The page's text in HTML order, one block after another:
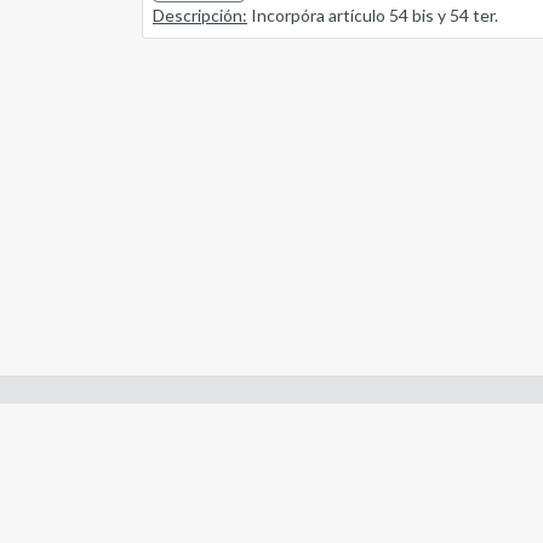
Descripción: Incorpóra artículo 54 bis y 54 ter.